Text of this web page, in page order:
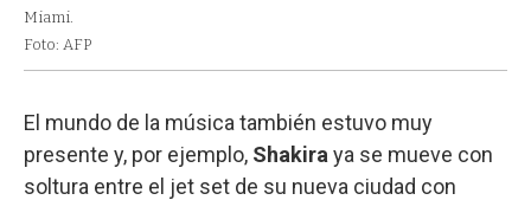
Miami.
Foto: AFP
El mundo de la música también estuvo muy
presente y, por ejemplo, Shakira ya se mueve con
soltura entre el jet set de su nueva ciudad con